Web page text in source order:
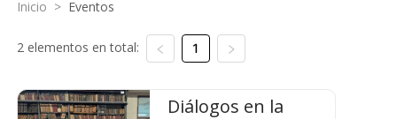
Inicio > Eventos
2 elementos en total: 1
Diálogos en la